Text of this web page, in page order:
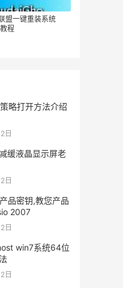
盟一键重装系统
程
略打开方法介绍
日
缓液晶显示屏老
日
品密钥,教您产品
2007
日
win7系统64位
日